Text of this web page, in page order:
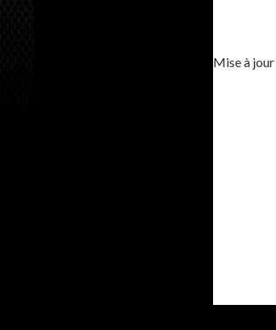
Mise à jour